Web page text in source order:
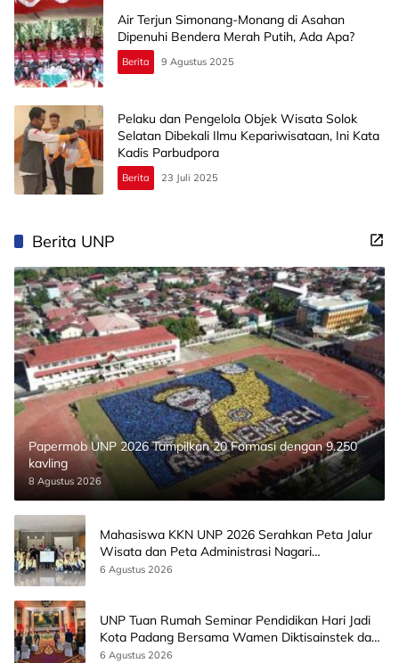
Air Terjun Simonang-Monang di Asahan
Dipenuhi Bendera Merah Putih, Ada Apa?
Berita 9 Agustus 2025
Pelaku dan Pengelola Objek Wisata Solok
Selatan Dibekali Ilmu Kepariwisataan, Ini Kata
Kadis Parbudpora
Berita 23 Juli 2025
Berita UNP
Papermob UNP 2026 Tampilkan 20 Formasi dengan 9.250
kavling
8 Agustus 2026
Mahasiswa KKN UNP 2026 Serahkan Peta Jalur
Wisata dan Peta Administrasi Nagari
Paninggahan
6 Agustus 2026
UNP Tuan Rumah Seminar Pendidikan Hari Jadi
Kota Padang Bersama Wamen Diktisainstek dan
CEO EMGS Malaysia
6 Agustus 2026